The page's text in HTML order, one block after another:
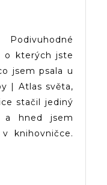
o kterých jste
jsem psala u
| Atlas světa,
stačil jediný
a hned jsem
knihovničce.